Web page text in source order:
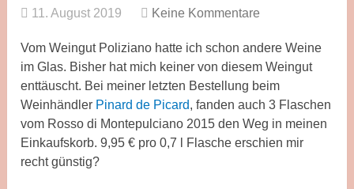
11. August 2019 Keine Kommentare
Vom Weingut Poliziano hatte ich schon andere Weine
im Glas. Bisher hat mich keiner von diesem Weingut
enttäuscht. Bei meiner letzten Bestellung beim
Weinhändler Pinard de Picard, fanden auch 3 Flaschen
vom Rosso di Montepulciano 2015 den Weg in meinen
Einkaufskorb. 9,95 € pro 0,7 l Flasche erschien mir
recht günstig?